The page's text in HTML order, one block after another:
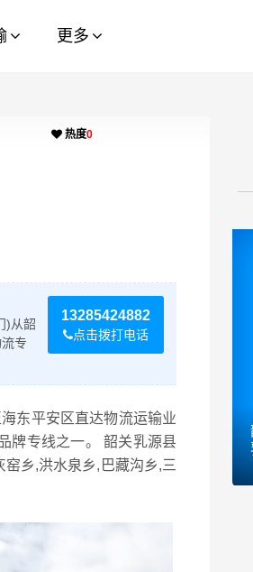
更多
热度0
13285424882
点击拨打电话
)从韶
专
东平安区直达物流运输业
牌专线之一。 韶关乳源县
乡,洪水泉乡,巴藏沟乡,三